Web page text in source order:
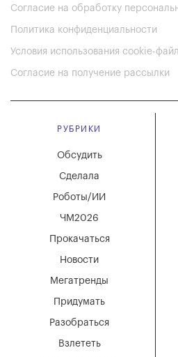
Согласие на обработку
Политика конфиденциальности
Условия использования cookie-
Согласие на получение рассылки
РУБРИКИ
Мегатренды
Придумать
Разобраться
Взлететь
Новости
Обсудить
Сделала
Роботы/ИИ
ЧМ2026
Прокачаться